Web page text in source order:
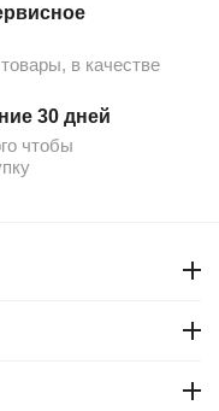
в качестве
30 дней
чтобы